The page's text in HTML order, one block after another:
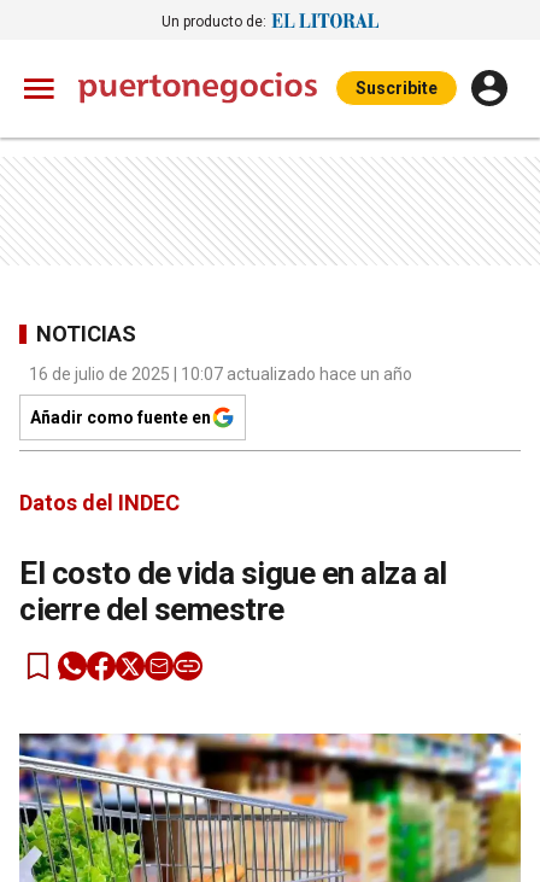
Un producto de:
Suscribite
NOTICIAS
16 de julio de 2025 | 10:07 actualizado hace un año
Añadir como fuente en
Datos del INDEC
El costo de vida sigue en alza al
cierre del semestre